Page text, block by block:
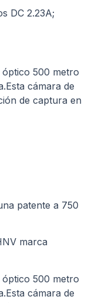
DC 2.23A;
óptico 500 metro
cámara de
de captura en
patente a 750
marca
óptico 500 metro
cámara de